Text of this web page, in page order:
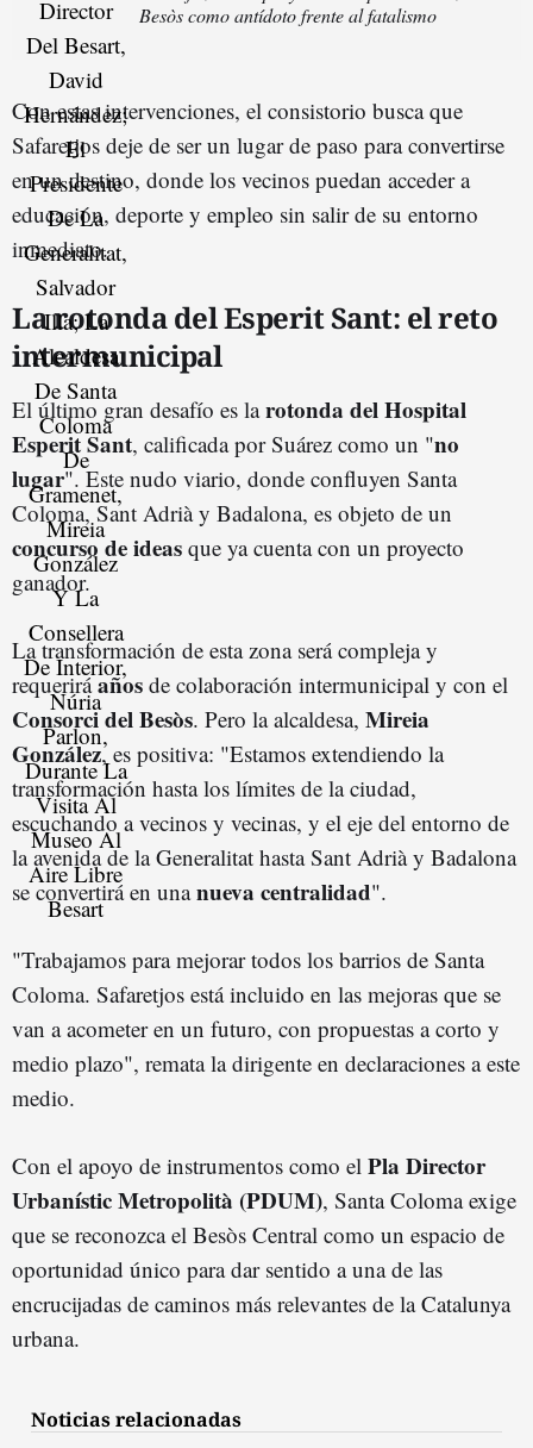
Besòs como antídoto frente al fatalismo
Con estas intervenciones, el consistorio busca que
Safaretjos deje de ser un lugar de paso para convertirse
en un destino, donde los vecinos puedan acceder a
educación, deporte y empleo sin salir de su entorno
inmediato.
La rotonda del Esperit Sant: el reto
intermunicipal
El último gran desafío es larotonda del Hospital
Esperit Sant, calificada por Suárez como un "no
lugar". Este nudo viario, donde confluyen Santa
Coloma, Sant Adrià y Badalona, es objeto de un
concurso de ideas que ya cuenta con un proyecto
ganador.
La transformación de esta zona será compleja y
requeriráaños de colaboración intermunicipal y con el
Consorci del Besòs. Pero la alcaldesa, Mireia
González, es positiva: "Estamos extendiendo la
transformación hasta los límites de la ciudad,
escuchando a vecinos y vecinas, y el eje del entorno de
la avenida de la Generalitat hasta Sant Adrià y Badalona
se convertirá en unanueva centralidad".
"Trabajamos para mejorar todos los barrios de Santa
Coloma. Safaretjos está incluido en las mejoras que se
van a acometer en un futuro, con propuestas a corto y
medio plazo", remata la dirigente en declaraciones a este
medio.
Con el apoyo de instrumentos como el Pla Director
Urbanístic Metropolità (PDUM), Santa Coloma exige
que se reconozca el Besòs Central como un espacio de
oportunidad único para dar sentido a una de las
encrucijadas de caminos más relevantes de la Catalunya
urbana.
Noticias relacionadas